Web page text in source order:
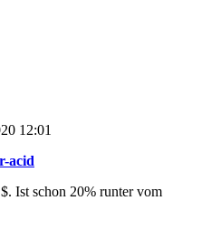
12:01
acid
Ist schon 20% runter vom